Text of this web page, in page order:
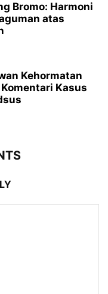
Bromo: Harmoni
atas
Kehormatan
Komentari Kasus